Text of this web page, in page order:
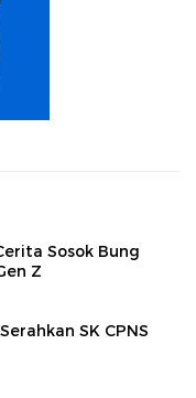
Sosok Bung
Z
SK CPNS